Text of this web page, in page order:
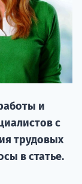
и
с
трудовых
в статье.
20.09
НАБОР